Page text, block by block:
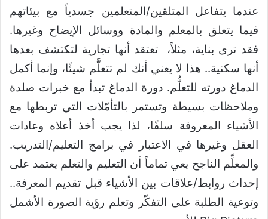
عندما يتفاعل المتلقين/المتعلمين جسدياً مع بيئاتهم
فيما يتعلق بالمعلم والمادة ووسائل الإيضاح وغيرها.
فقد ترى بناية، مثلاً، تعتقد أنها تجارية لتكتشف بعدها
أنها سكنية.. هذا لا يعني أنك لم تتعلَّم شيئًا، وإنما أكمل
الدماغ دورته للتعلُّم. دورة الدماغ تبدأ مع خبرات صلدة
وملاحظات بسيطة وتستمر بالتأمّلات التي تربطها مع
الأشياء المعروفة سلفًا، لذا يجب أخذ أعلاه وعادات
العقل وغيرها في الاعتبار في برامج التعليم/التدريب.
والمعلِّم الناجح يعي تماماً أن التعليم والتعلم يعتمد على
إحداث روابط/علاقات بين الأشياء قبل تقديم المعرفة..
وتوعية الطلبة على التفكّر وتعلم رؤية الصورة الأشمل